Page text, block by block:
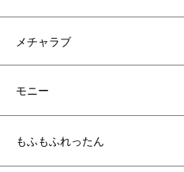
メチャラブ
モニー
もふもふれったん